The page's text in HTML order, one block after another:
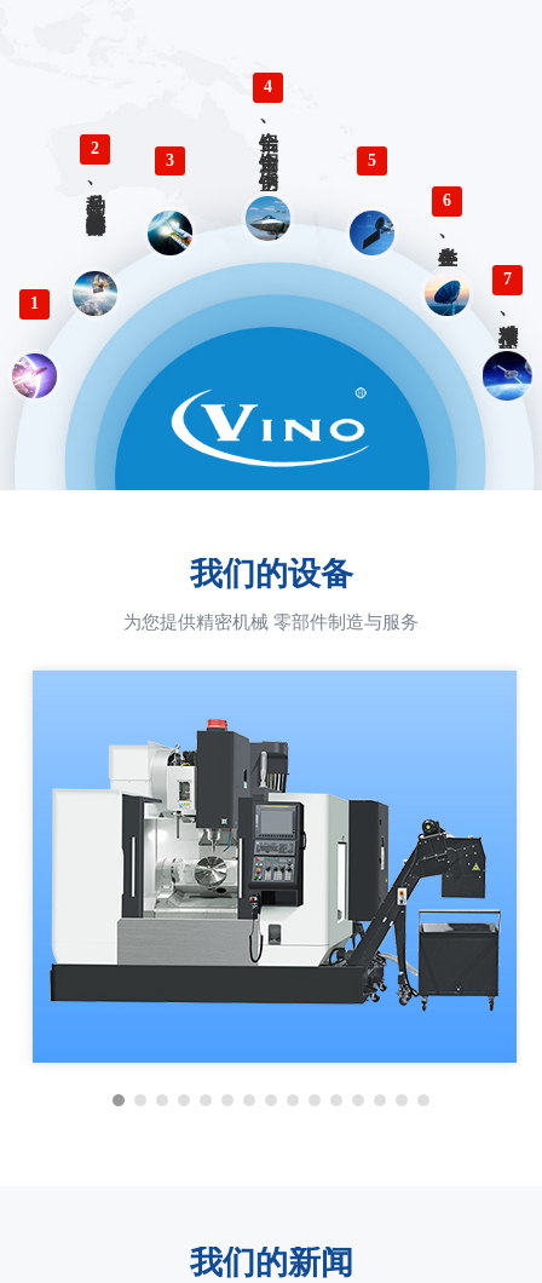
1
2
多品种、小批量精密仪器零部件加工
3
4
铝合金、铜合金、不锈钢、钛合金零件精密加工 5
6
各类生产、检验工装设计与制造
7
精准对接、快速响应 优势服务
我们的设备
为您提供精密机械 零部件制造与服务
我们的新闻